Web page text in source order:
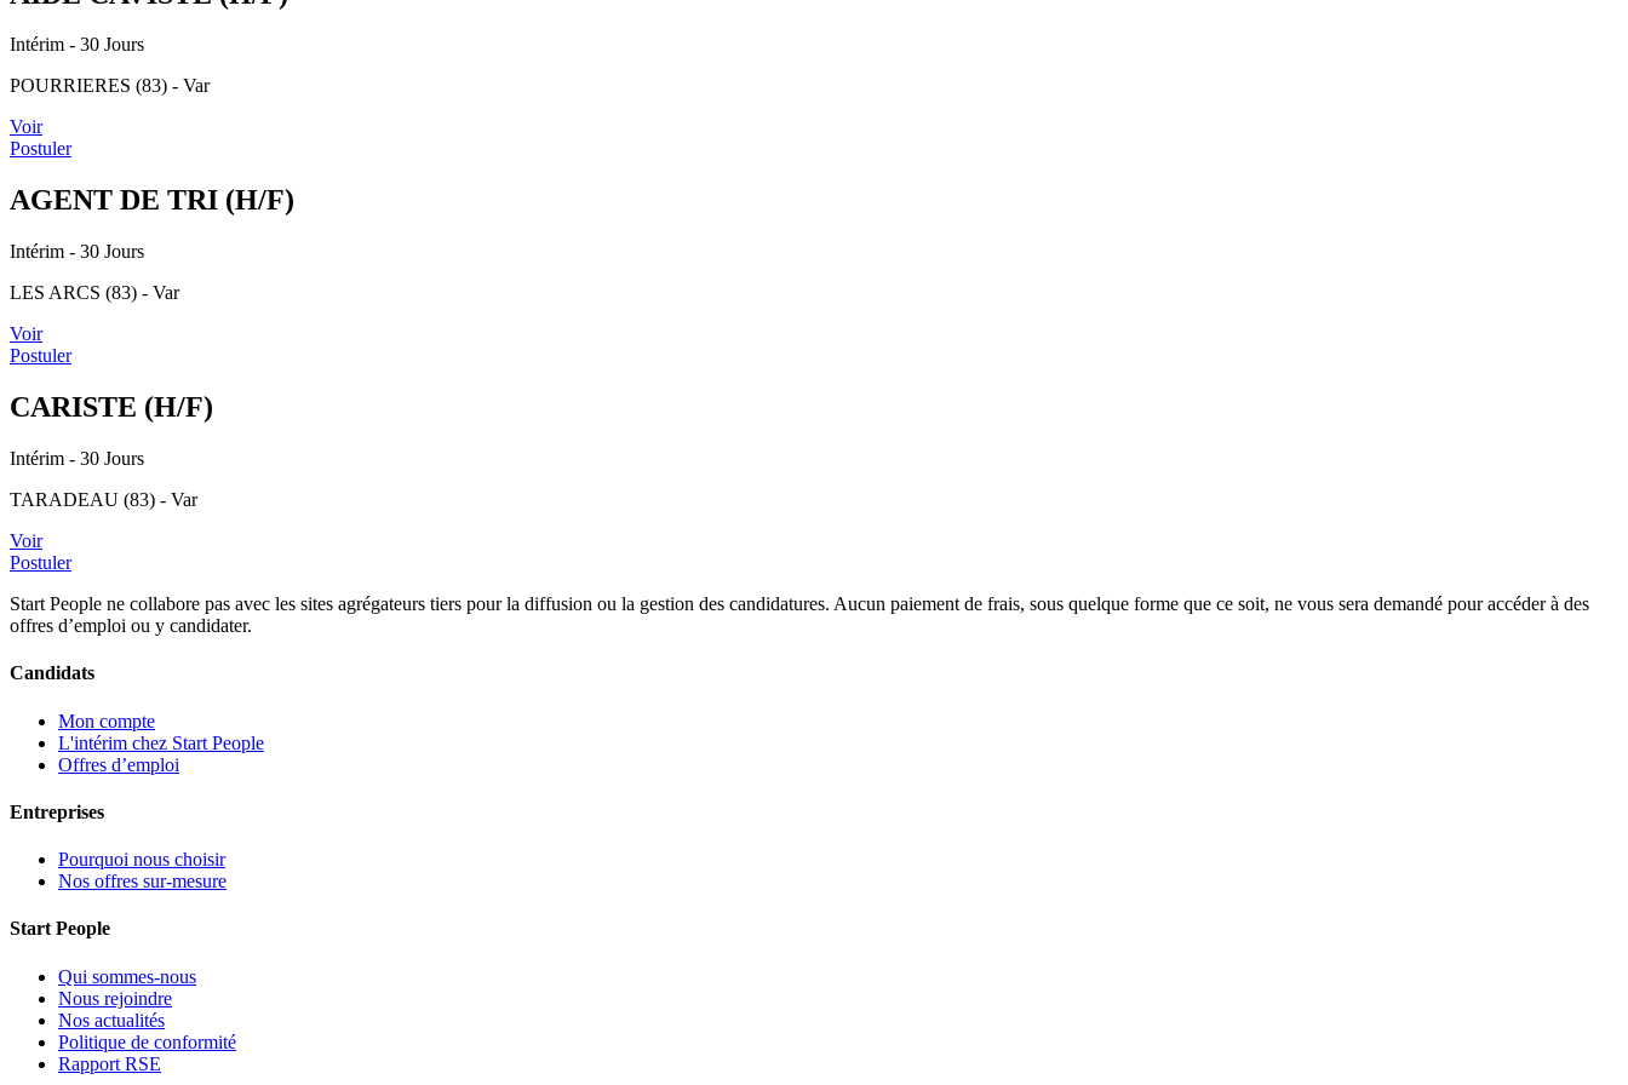
Intérim - 30 Jours
POURRIERES (83) - Var
Voir
Postuler
AGENT DE TRI (H/F)
Intérim - 30 Jours
LES ARCS (83) - Var
Voir
Postuler
CARISTE (H/F)
Intérim - 30 Jours
TARADEAU (83) - Var
Voir
Postuler
Start People ne collabore pas avec les sites agrégateurs tiers pour la diffusion ou la gestion des candidatures. Aucun paiement de frais, sous quelque forme que ce soit, ne vous sera demandé pour accéder à des
offres d’emploi ou y candidater.
Candidats
Mon compte
L'intérim chez Start People
Offres d’emploi
Entreprises
Pourquoi nous choisir
Nos offres sur-mesure
Start People
Qui sommes-nous
Nous rejoindre
Nos actualités
Politique de conformité
Rapport RSE